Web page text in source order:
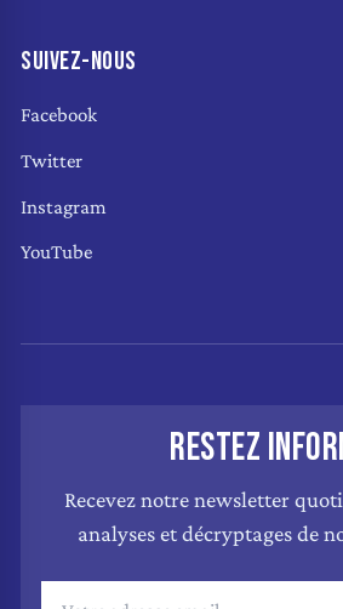
SUIVEZ-NOUS
Facebook
Twitter
Instagram
YouTube
RESTEZ
Recevez notre newsletter
analyses et décryptages de